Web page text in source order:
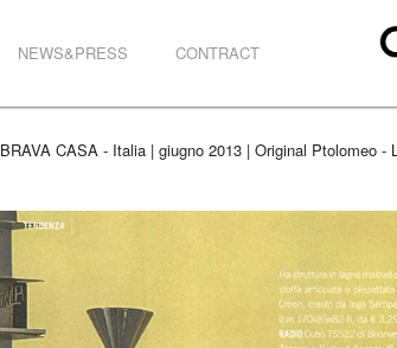
NEWS&PRESS CONTRACT
BRAVA CASA - Italia | giugno 2013 | Original Ptolomeo -